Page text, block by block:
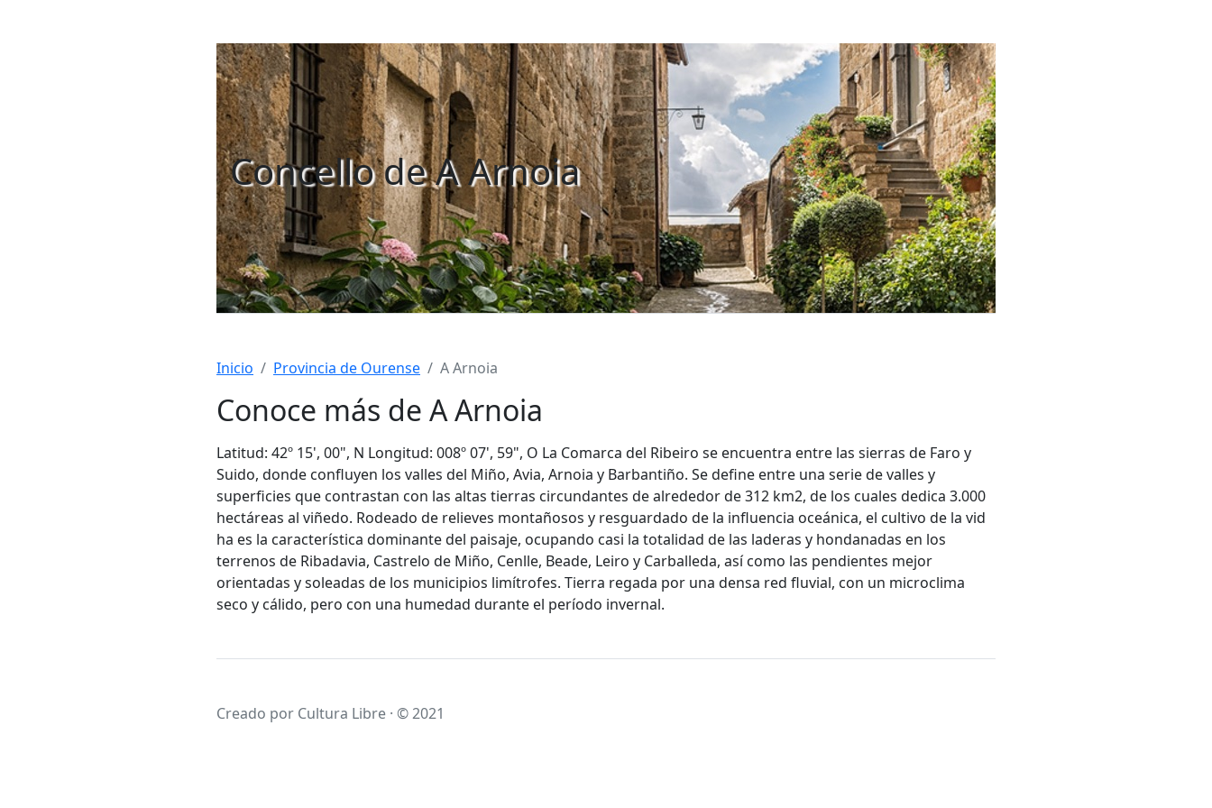
Concello de A Arnoia
Inicio Provincia de Ourense A Arnoia
Conoce más de A Arnoia
Latitud: 42º 15', 00", N Longitud: 008º 07', 59", O La Comarca del Ribeiro se encuentra entre las sierras de Faro y
Suido, donde confluyen los valles del Miño, Avia, Arnoia y Barbantiño. Se define entre una serie de valles y
superficies que contrastan con las altas tierras circundantes de alrededor de 312 km2, de los cuales dedica 3.000
hectáreas al viñedo. Rodeado de relieves montañosos y resguardado de la influencia oceánica, el cultivo de la vid
ha es la característica dominante del paisaje, ocupando casi la totalidad de las laderas y hondanadas en los
terrenos de Ribadavia, Castrelo de Miño, Cenlle, Beade, Leiro y Carballeda, así como las pendientes mejor
orientadas y soleadas de los municipios limítrofes. Tierra regada por una densa red fluvial, con un microclima
seco y cálido, pero con una humedad durante el período invernal.
Creado por Cultura Libre · © 2021